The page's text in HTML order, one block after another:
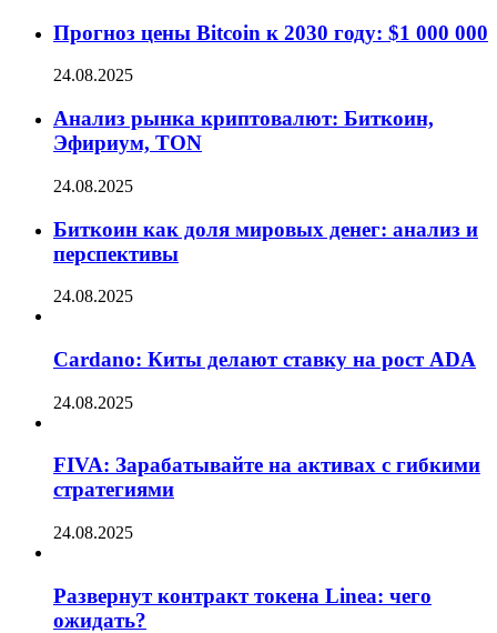
Прогноз цены Bitcoin к 2030 году: $1 000 000
24.08.2025
Анализ рынка криптовалют: Биткоин,
Эфириум, TON
24.08.2025
Биткоин как доля мировых денег: анализ и
перспективы
24.08.2025
Cardano: Киты делают ставку на рост ADA
24.08.2025
FIVA: Зарабатывайте на активах с гибкими
стратегиями
24.08.2025
Развернут контракт токена Linea: чего
ожидать?